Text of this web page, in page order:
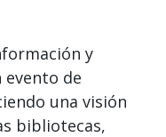
y
evento de
una visión
bibliotecas,